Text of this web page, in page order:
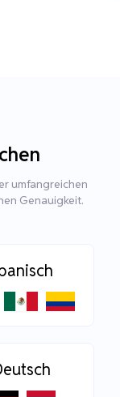
umfangreichen
Genauigkeit.